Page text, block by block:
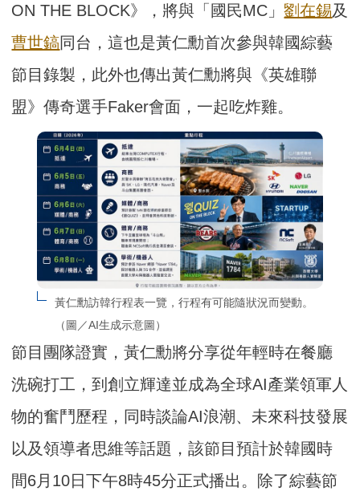
ON THE BLOCK》，將與「國民MC」劉在錫及
曹世鎬同台，這也是黃仁勳首次參與韓國綜藝
節目錄製，此外也傳出黃仁勳將與《英雄聯
盟》傳奇選手Faker會面，一起吃炸雞。
黃仁勳訪韓行程表一覽，行程有可能隨狀況而變動。
（圖／AI生成示意圖）
節目團隊證實，黃仁勳將分享從年輕時在餐廳
洗碗打工，到創立輝達並成為全球AI產業領軍人
物的奮鬥歷程，同時談論AI浪潮、未來科技發展
以及領導者思維等話題，該節目預計於韓國時
間6月10日下午8時45分正式播出。除了綜藝節